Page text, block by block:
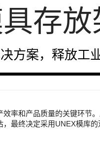
存放
方案，释放工
率和产品质量的关键环节
最终决定采用UNEX模库的